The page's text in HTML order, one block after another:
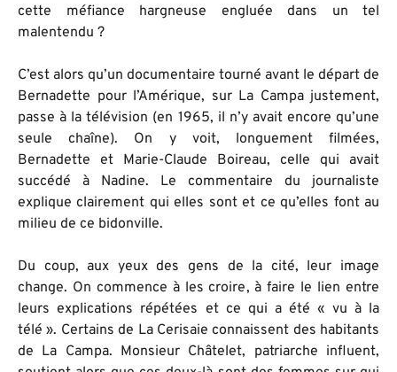
cette méfiance hargneuse engluée dans un tel
malentendu ?
C’est alors qu’un documentaire tourné avant le départ de
Bernadette pour l’Amérique, sur La Campa justement,
passe à la télévision (en 1965, il n’y avait encore qu’une
seule chaîne). On y voit, longuement filmées,
Bernadette et Marie-Claude Boireau, celle qui avait
succédé à Nadine. Le commentaire du journaliste
explique clairement qui elles sont et ce qu’elles font au
milieu de ce bidonville.
Du coup, aux yeux des gens de la cité, leur image
change. On commence à les croire, à faire le lien entre
leurs explications répétées et ce qui a été « vu à la
télé ». Certains de La Cerisaie connaissent des habitants
de La Campa. Monsieur Châtelet, patriarche influent,